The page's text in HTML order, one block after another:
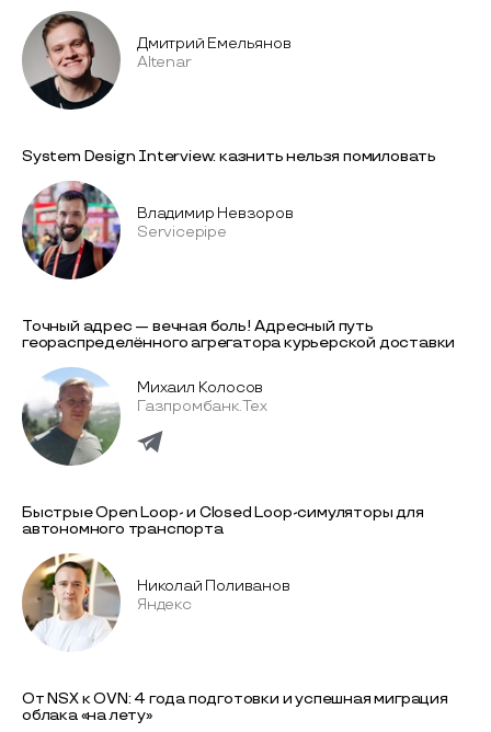
Дмитрий Емельянов
Altenar
System Design Interview: казнить нельзя помиловать
Владимир Невзоров
Servicepipe
Точный адрес — вечная боль! Адресный путь
геораспределённого агрегатора курьерской доставки
Михаил Колосов
Газпромбанк.Тех
Быстрые Open Loop- и Closed Loop-симуляторы для
автономного транспорта
Николай Поливанов
Яндекс
От NSX к OVN: 4 года подготовки и успешная миграция
облака «на лету»